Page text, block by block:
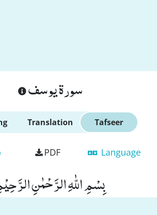
سورة يوسف
Translation Tafseer
PDF Language
بِسْمِ اللّٰهِ الرَّحْمٰنِ